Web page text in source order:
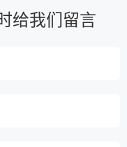
给我们留言